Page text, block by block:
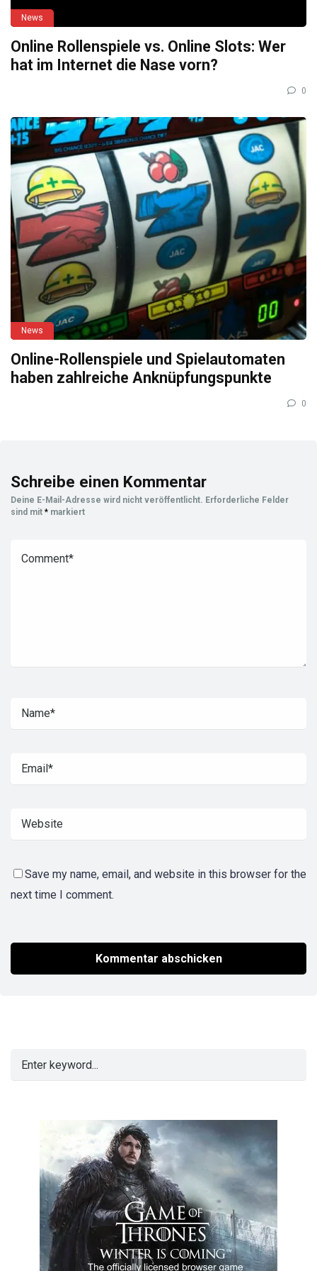
News
Online Rollenspiele vs. Online Slots: Wer
hat im Internet die Nase vorn?
0
News
Online-Rollenspiele und Spielautomaten
haben zahlreiche Anknüpfungspunkte
0
Schreibe einen Kommentar
Deine E-Mail-Adresse wird nicht veröffentlicht. Erforderliche Felder
sind mit * markiert
Save my name, email, and website in this browser for the
next time I comment.